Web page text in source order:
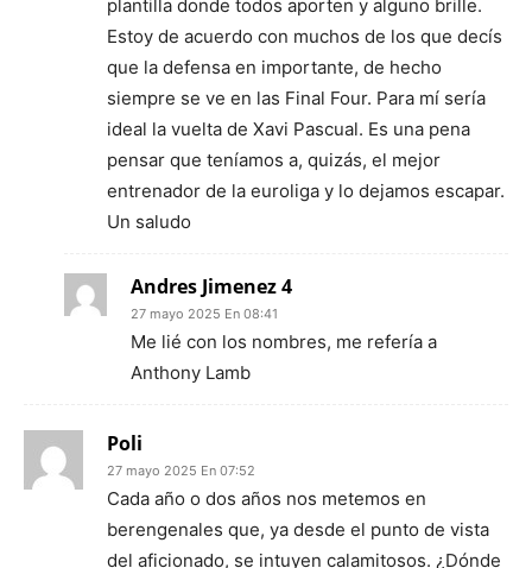
plantilla donde todos aporten y alguno brille.
Estoy de acuerdo con muchos de los que decís
que la defensa en importante, de hecho
siempre se ve en las Final Four. Para mí sería
ideal la vuelta de Xavi Pascual. Es una pena
pensar que teníamos a, quizás, el mejor
entrenador de la euroliga y lo dejamos escapar.
Un saludo
Andres Jimenez 4
27 mayo 2025 En 08:41
Me lié con los nombres, me refería a
Anthony Lamb
Poli
27 mayo 2025 En 07:52
Cada año o dos años nos metemos en
berengenales que, ya desde el punto de vista
del aficionado, se intuyen calamitosos. ¿Dónde